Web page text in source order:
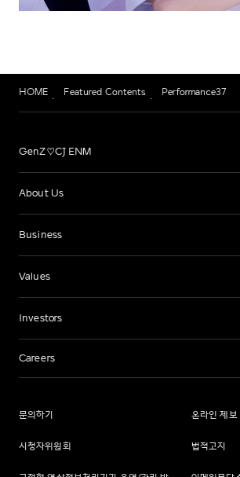
HOME Featured Contents Performance37
GenZ♡CJ ENM
About Us
Business
Values
Investors
Careers
문의하기 온라인 제보
시청자위원회 법적고지